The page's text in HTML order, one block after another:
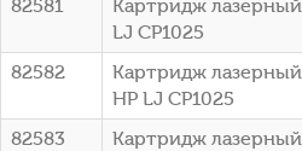
82581
Картридж лазерный
LJ CP1025
82582
Картридж лазерный
HP LJ CP1025
82583
Картридж лазерный